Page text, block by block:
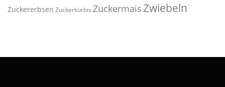
Zuckererbsen Zuckerkürbis Zuckermais Zwiebeln